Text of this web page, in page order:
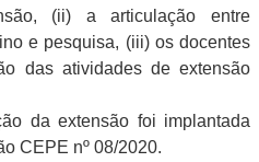
(ii) a articulação entre
e pesquisa, (iii) os docentes
das atividades de extensão
da extensão foi implantada
CEPE nº 08/2020.